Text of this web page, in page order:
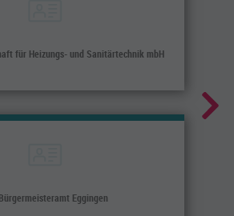
für Heizungs- und Sanitärtechnik mbH
Bürgermeisteramt Eggingen